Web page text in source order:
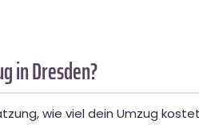
in Dresden?
wie viel dein Umzug